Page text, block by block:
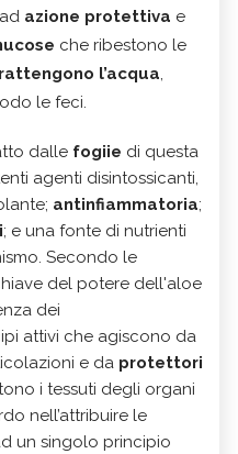
ad azione protettiva e
che ribestono le
l’acqua,
le feci.
dalle fogiie di questa
agenti disintossicanti,
antinfiammatoria;
; e una fonte di nutrienti
Secondo le
del potere dell'aloe
dei
attivi che agiscono da
e da protettori
i tessuti degli organi
nell’attribuire le
un singolo principio